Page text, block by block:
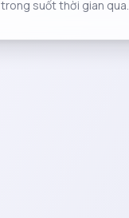
trong suốt thời gian qua.